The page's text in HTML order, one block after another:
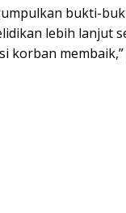
bukti-
lebih lanjut
korban membaik,”